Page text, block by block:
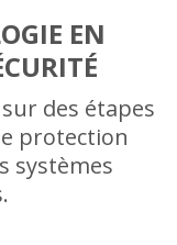
EN
des étapes
protection
systèmes